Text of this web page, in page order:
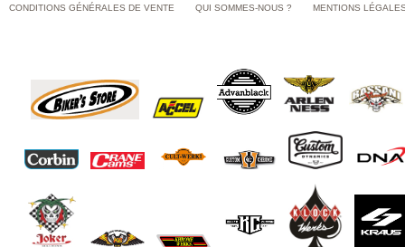
CONDITIONS GÉNÉRALES DE VENTE QUI SOMMES-NOUS ? MENTIONS